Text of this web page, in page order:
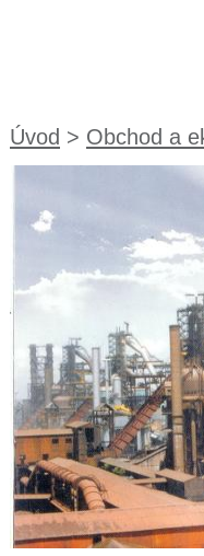
Úvod > Obchod a